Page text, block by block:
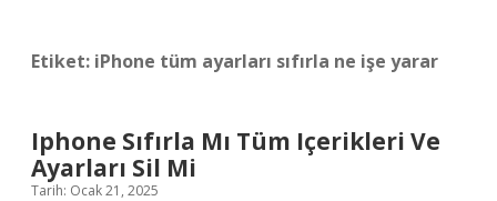
Etiket: iPhone tüm ayarları sıfırla ne işe yarar
Iphone Sıfırla Mı Tüm Içerikleri Ve
Ayarları Sil Mi
Tarih: Ocak 21, 2025